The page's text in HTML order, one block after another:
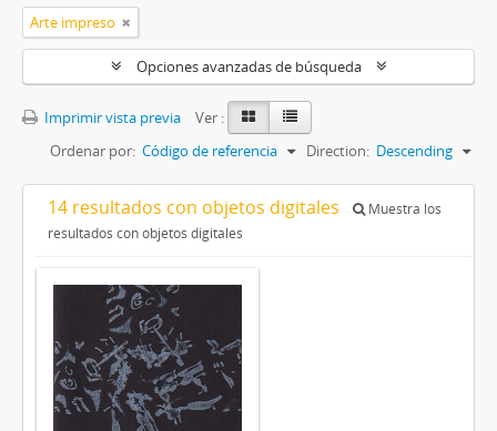
Arte impreso
Opciones avanzadas de búsqueda
Imprimir vista previa
Ver :
Ordenar por: Código de referencia Direction: Descending
14 resultados con objetos digitales
Muestra los
resultados con objetos digitales